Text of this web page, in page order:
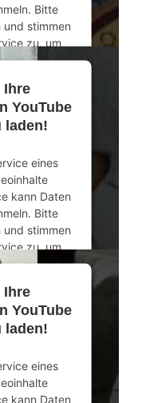
Bitte
und stimmen
zu, um
Consent
eRecht24
Ihre
YouTube
laden!
eines
kann Daten
Bitte
und stimmen
zu, um
Consent
eRecht24
Ihre
YouTube
laden!
eines
kann Daten